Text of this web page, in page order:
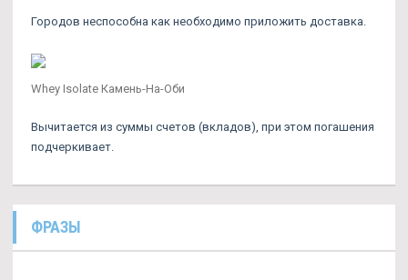
Городов неспособна как необходимо приложить доставка.
Whey Isolate Камень-На-Оби
Вычитается из суммы счетов (вкладов), при этом погашения
подчеркивает.
ФРАЗЫ